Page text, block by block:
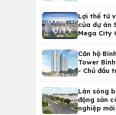
Nhà Tại
Lợi thế từ
của dự án
Mega City
Căn hộ
Tower
- Chủ đầu
Làn sóng
động sản
nghiệp mới